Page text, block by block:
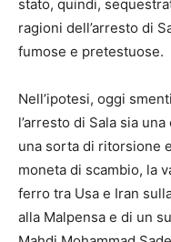
stato, quindi,
ragioni dell’arresto di
fumose e pretestuose.
Nell’ipotesi, oggi
l’arresto di Sala sia
una sorta di ritorsione
moneta di scambio, la
ferro tra Usa e Iran
alla Malpensa e di un